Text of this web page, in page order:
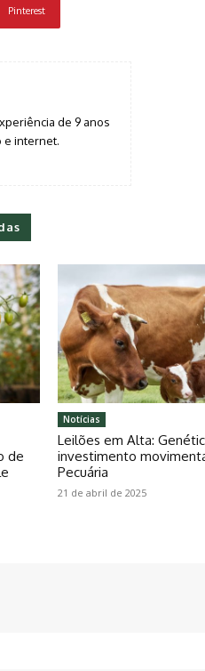
Pinterest
de 9 anos
e internet.
de
Notícias
Leilões em Alta:
investimento
Pecuária
21 de abril de 2025